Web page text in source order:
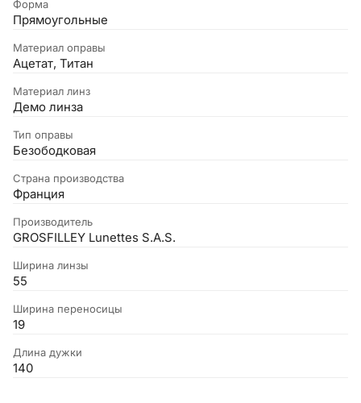
Форма
Прямоугольные
Материал оправы
Ацетат, Титан
Материал линз
Демо линза
Тип оправы
Безободковая
Страна производства
Франция
Производитель
GROSFILLEY Lunettes S.A.S.
Ширина линзы
55
Ширина переносицы
19
Длина дужки
140